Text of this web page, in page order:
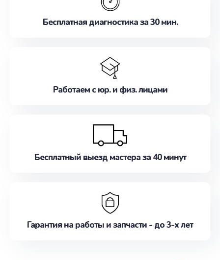
Бесплатная диагностика за 30 мин.
Работаем с юр. и физ. лицами
Бесплатный выезд мастера за 40 минут
Гарантия на работы и запчасти - до 3-х лет